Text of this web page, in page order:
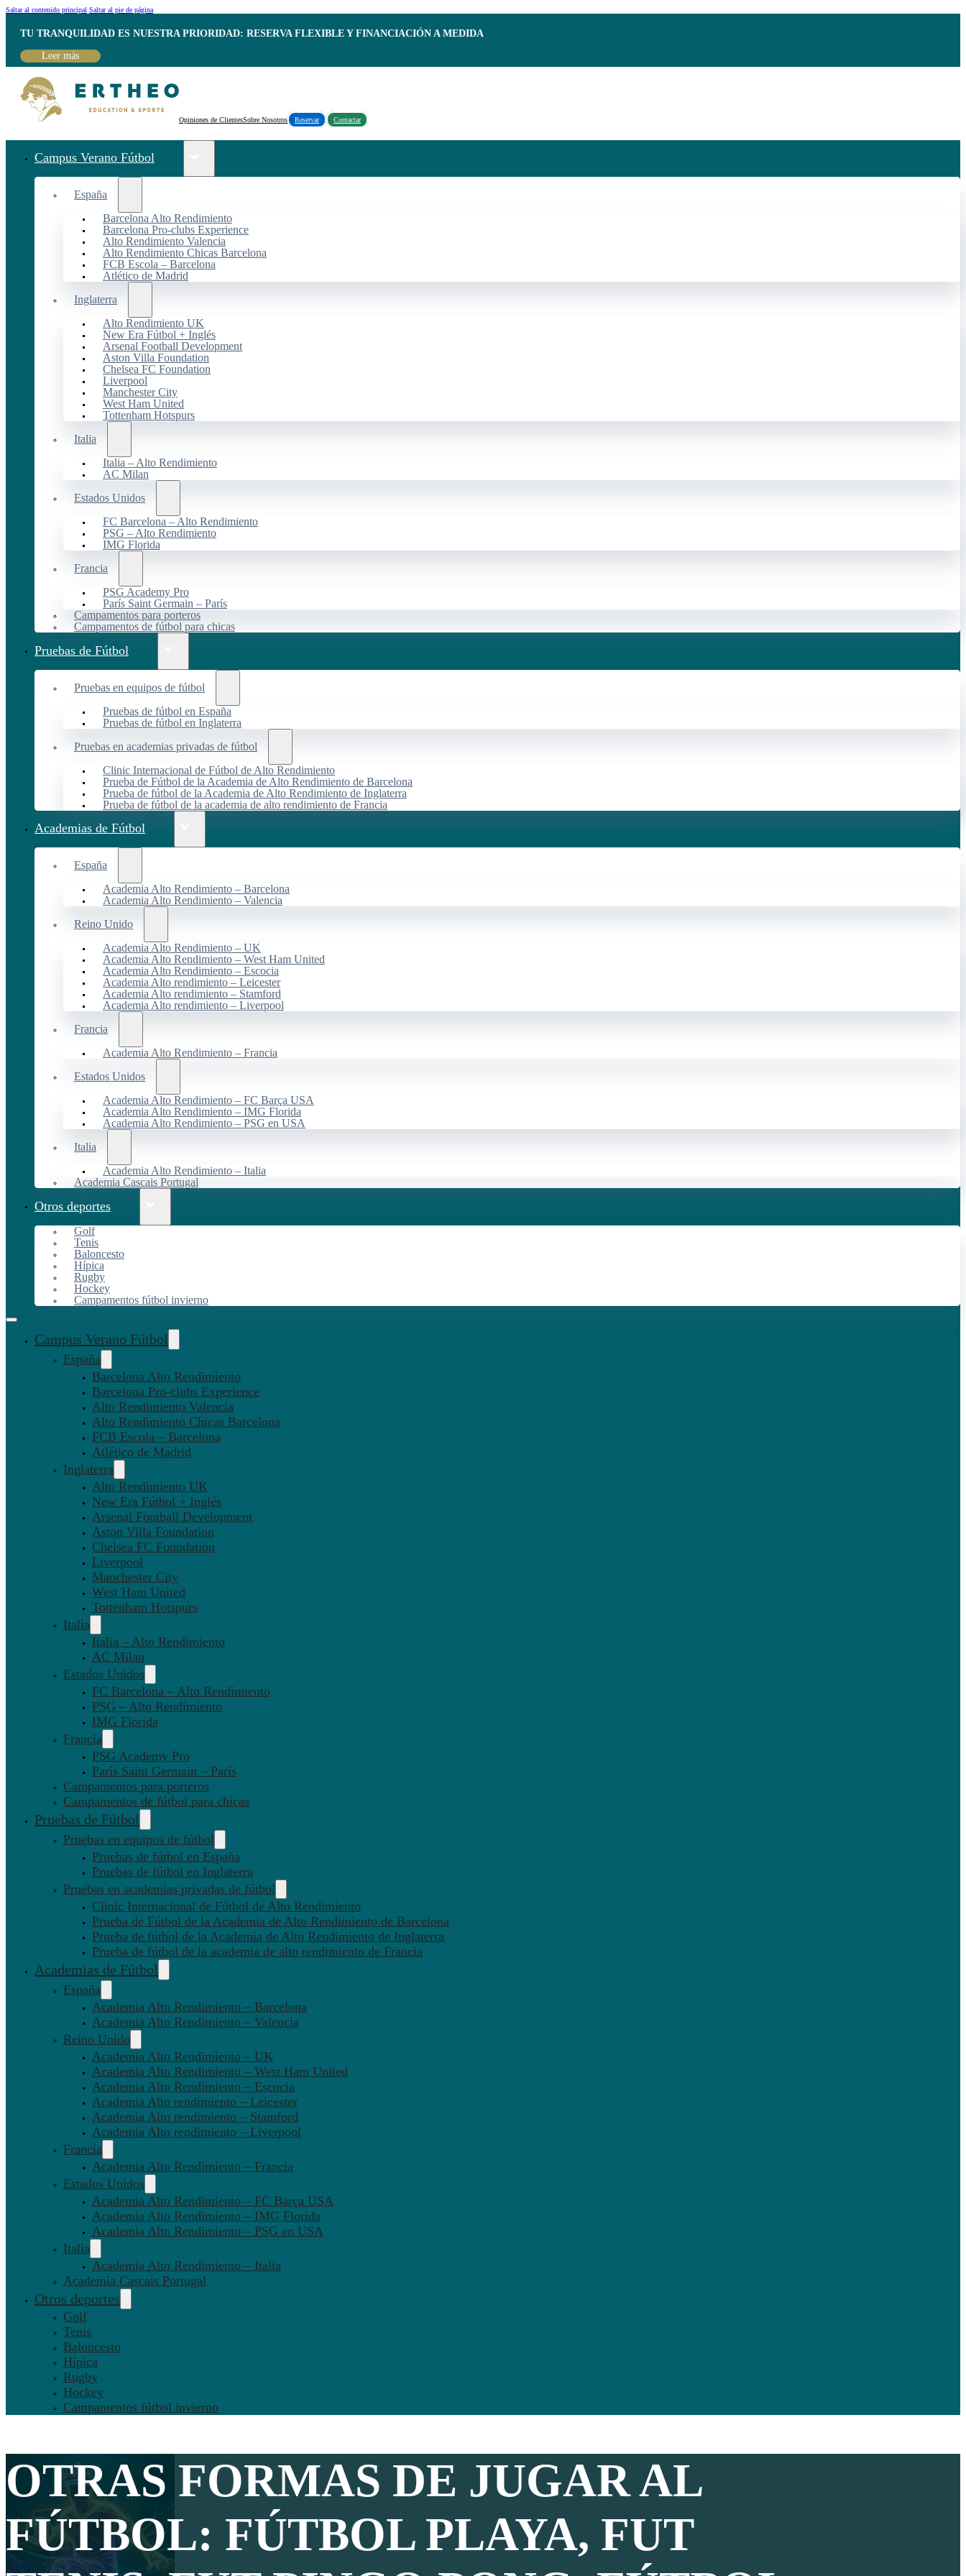
Saltar al contenido principal Saltar al pie de página
TU TRANQUILIDAD ES NUESTRA PRIORIDAD: RESERVA FLEXIBLE Y FINANCIACIÓN A MEDIDA
Leer más
Opiniones de ClientesSobre Nosotros Reservar Contactar
Campus Verano Fútbol
España
Barcelona Alto Rendimiento
Barcelona Pro-clubs Experience
Alto Rendimiento Valencia
Alto Rendimiento Chicas Barcelona
FCB Escola – Barcelona
Atlético de Madrid
Inglaterra
Alto Rendimiento UK
New Era Fútbol + Inglés
Arsenal Football Development
Aston Villa Foundation
Chelsea FC Foundation
Liverpool
Manchester City
West Ham United
Tottenham Hotspurs
Italia
Italia – Alto Rendimiento
AC Milan
Estados Unidos
FC Barcelona – Alto Rendimiento
PSG – Alto Rendimiento
IMG Florida
Francia
PSG Academy Pro
París Saint Germain – París
Campamentos para porteros
Campamentos de fútbol para chicas
Pruebas de Fútbol
Pruebas en equipos de fútbol
Pruebas de fútbol en España
Pruebas de fútbol en Inglaterra
Pruebas en academias privadas de fútbol
Clinic Internacional de Fútbol de Alto Rendimiento
Prueba de Fútbol de la Academia de Alto Rendimiento de Barcelona
Prueba de fútbol de la Academia de Alto Rendimiento de Inglaterra
Prueba de fútbol de la academia de alto rendimiento de Francia
Academias de Fútbol
España
Academia Alto Rendimiento – Barcelona
Academia Alto Rendimiento – Valencia
Reino Unido
Academia Alto Rendimiento – UK
Academia Alto Rendimiento – West Ham United
Academia Alto Rendimiento – Escocia
Academia Alto rendimiento – Leicester
Academia Alto rendimiento – Stamford
Academia Alto rendimiento – Liverpool
Francia
Academia Alto Rendimiento – Francia
Estados Unidos
Academia Alto Rendimiento – FC Barça USA
Academia Alto Rendimiento – IMG Florida
Academia Alto Rendimiento – PSG en USA
Italia
Academia Alto Rendimiento – Italia
Academia Cascais Portugal
Otros deportes
Golf
Tenis
Baloncesto
Hípica
Rugby
Hockey
Campamentos fútbol invierno
Campus Verano Fútbol
España
Barcelona Alto Rendimiento
Barcelona Pro-clubs Experience
Alto Rendimiento Valencia
Alto Rendimiento Chicas Barcelona
FCB Escola – Barcelona
Atlético de Madrid
Inglaterra
Alto Rendimiento UK
New Era Fútbol + Inglés
Arsenal Football Development
Aston Villa Foundation
Chelsea FC Foundation
Liverpool
Manchester City
West Ham United
Tottenham Hotspurs
Italia
Italia – Alto Rendimiento
AC Milan
Estados Unidos
FC Barcelona – Alto Rendimiento
PSG – Alto Rendimiento
IMG Florida
Francia
PSG Academy Pro
París Saint Germain – París
Campamentos para porteros
Campamentos de fútbol para chicas
Pruebas de Fútbol
Pruebas en equipos de fútbol
Pruebas de fútbol en España
Pruebas de fútbol en Inglaterra
Pruebas en academias privadas de fútbol
Clinic Internacional de Fútbol de Alto Rendimiento
Prueba de Fútbol de la Academia de Alto Rendimiento de Barcelona
Prueba de fútbol de la Academia de Alto Rendimiento de Inglaterra
Prueba de fútbol de la academia de alto rendimiento de Francia
Academias de Fútbol
España
Academia Alto Rendimiento – Barcelona
Academia Alto Rendimiento – Valencia
Reino Unido
Academia Alto Rendimiento – UK
Academia Alto Rendimiento – West Ham United
Academia Alto Rendimiento – Escocia
Academia Alto rendimiento – Leicester
Academia Alto rendimiento – Stamford
Academia Alto rendimiento – Liverpool
Francia
Academia Alto Rendimiento – Francia
Estados Unidos
Academia Alto Rendimiento – FC Barça USA
Academia Alto Rendimiento – IMG Florida
Academia Alto Rendimiento – PSG en USA
Italia
Academia Alto Rendimiento – Italia
Academia Cascais Portugal
Otros deportes
Golf
Tenis
Baloncesto
Hípica
Rugby
Hockey
Campamentos fútbol invierno
OTRAS FORMAS DE JUGAR AL
FÚTBOL: FÚTBOL PLAYA, FUT